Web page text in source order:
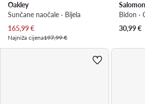
Oakley
Sunčane naočale · Bijela
Trenutna cijena
165,99€
Najniža cijena197,99 €
Salomon
Bidon ·
30,99€